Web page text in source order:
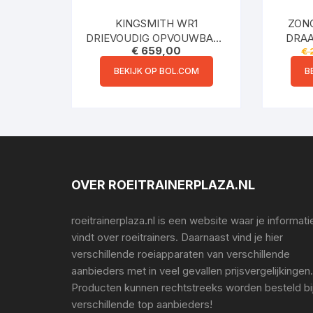
KINGSMITH WR1
DRIEVOUDIG OPVOUWBARE
ROEIMACHINE ZWART
€ 659,00
BEKIJK OP BOL.COM
€
OVER ROEITRAINERPLAZA.NL
roeitrainerplaza.nl is een website waar je
vindt over roeitrainers. Daarnaast vind je hier
verschillende roeiapparaten van verschillende
aanbieders met in veel gevallen prijsvergelijkingen.
Producten kunnen rechtstreeks worden besteld bij
verschillende top aanbieders!